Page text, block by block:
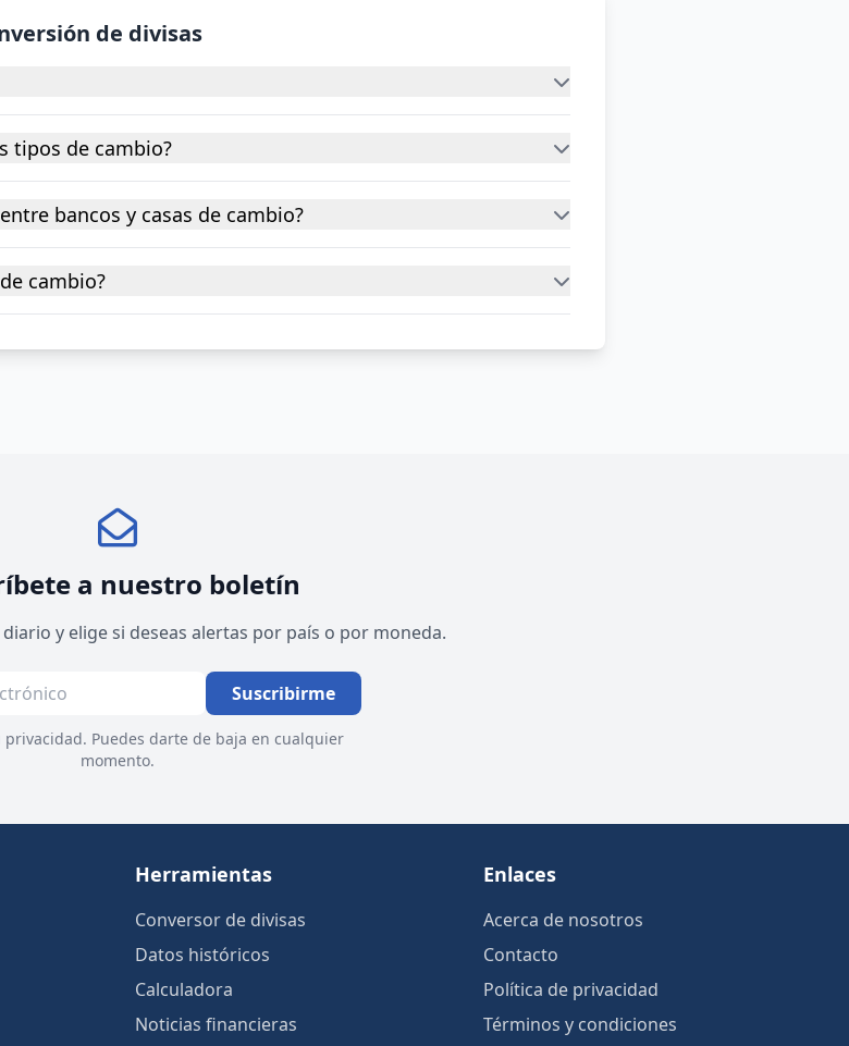
de divisas
tipos de cambio?
bancos y casas de cambio?
cambio?
a nuestro boletín
y elige si deseas alertas por país o por moneda.
Suscribirme
privacidad. Puedes darte de baja en cualquier
momento.
Herramientas
Conversor de divisas
Datos históricos
Calculadora
Noticias financieras
Enlaces
Acerca de nosotros
Contacto
Política de privacidad
Términos y condiciones